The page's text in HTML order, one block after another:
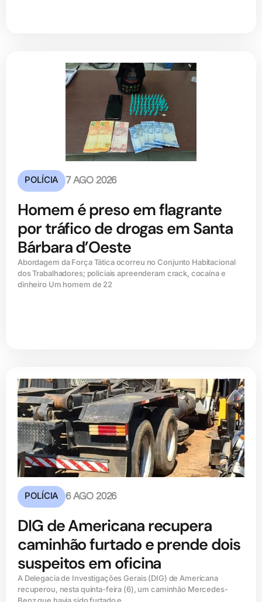
POLÍCIA 7 AGO 2026
Homem é preso em flagrante
por tráfico de drogas em Santa
Bárbara d’Oeste
Abordagem da Força Tática ocorreu no Conjunto Habitacional
dos Trabalhadores; policiais apreenderam crack, cocaína e
dinheiro Um homem de 22
POLÍCIA 6 AGO 2026
DIG de Americana recupera
caminhão furtado e prende dois
suspeitos em oficina
A Delegacia de Investigações Gerais (DIG) de Americana
recuperou, nesta quinta-feira (6), um caminhão Mercedes-